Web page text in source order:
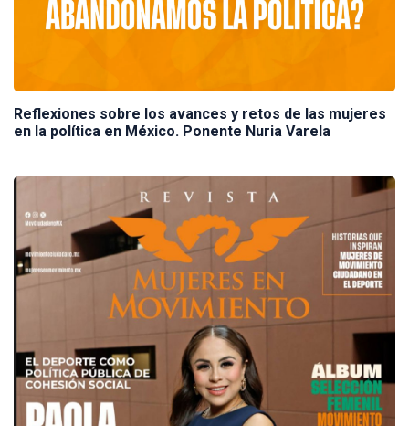
Reflexiones sobre los avances y retos de las mujeres
en la política en México. Ponente Nuria Varela